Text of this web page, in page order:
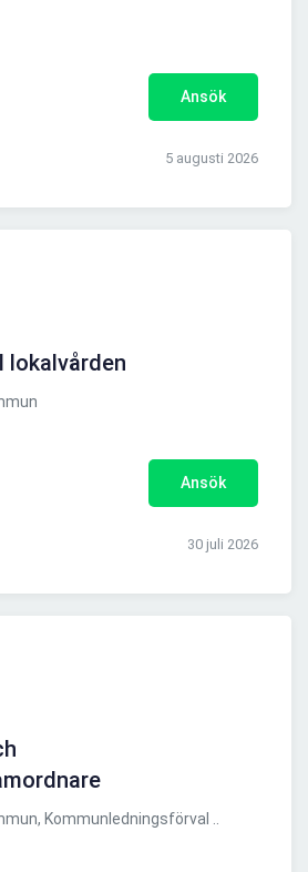
Ansök
5 augusti 2026
lokalvården
Ansök
30 juli 2026
Kommunledningsförval ..